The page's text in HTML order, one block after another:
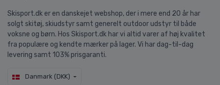
Skisport.dk er en danskejet webshop, der i mere end 20 år har
solgt skitøj, skiudstyr samt generelt outdoor udstyr til både
voksne og børn. Hos Skisport.dk har vi altid varer af høj kvalitet
fra populære og kendte mærker på lager. Vi har dag-til-dag
levering samt 103% prisgaranti.
Danmark (DKK)